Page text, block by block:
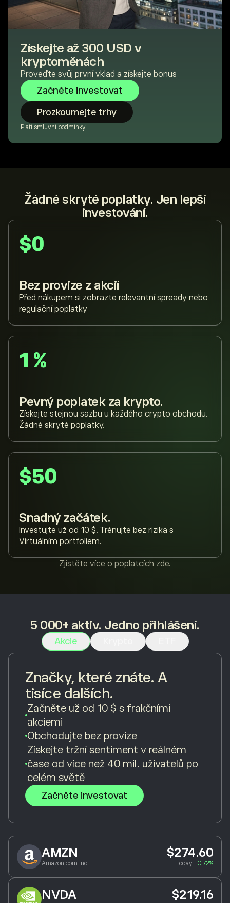
Získejte až 300 USD v
kryptoměnách
Proveďte svůj první vklad a získejte bonus
Začněte investovat
Prozkoumejte trhy
Platí smluvní podmínky.
Žádné skryté poplatky. Jen lepší
investování.
$0
Bez provize z akcií
Před nákupem si zobrazte relevantní spready nebo
regulační poplatky
1 %
Pevný poplatek za krypto.
Získejte stejnou sazbu u každého crypto obchodu.
Žádné skryté poplatky.
$50
Snadný začátek.
Investujte už od 10 $. Trénujte bez rizika s
Virtuálním portfoliem.
Zjistěte více o poplatcích zde.
5 000+ aktiv. Jedno přihlášení.
Akcie
Značky, které znáte. A
tisíce dalších.
Začněte už od 10 $ s frakčními
akciemi
Obchodujte bez provize
Získejte tržní sentiment v reálném
čase od více než 40 mil. uživatelů po
celém světě
Začněte investovat
AMZN
Amazon.com Inc
$274.60
Today +0.72%
NVDA $219.16